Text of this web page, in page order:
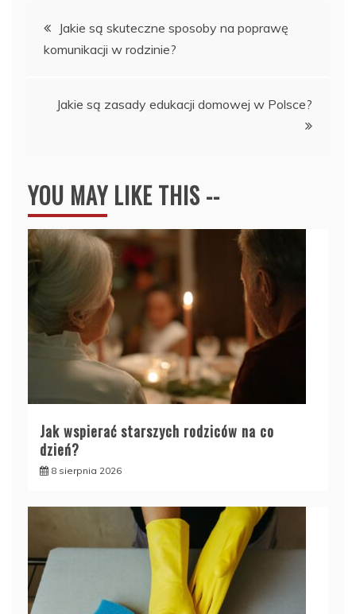
Nawigacja
wpisu
Jakie są skuteczne sposoby na poprawę
komunikacji w rodzinie?
Jakie są zasady edukacji domowej w Polsce?
YOU MAY LIKE THIS --
Jak wspierać starszych rodziców na co
dzień?
8 sierpnia 2026